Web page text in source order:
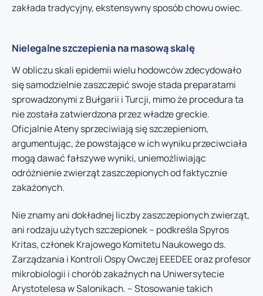
zakłada tradycyjny, ekstensywny sposób chowu owiec.
Nielegalne szczepienia na masową skalę
W obliczu skali epidemii wielu hodowców zdecydowało
się samodzielnie zaszczepić swoje stada preparatami
sprowadzonymi z Bułgarii i Turcji, mimo że procedura ta
nie została zatwierdzona przez władze greckie.
Oficjalnie Ateny sprzeciwiają się szczepieniom,
argumentując, że powstające w ich wyniku przeciwciała
mogą dawać fałszywe wyniki, uniemożliwiając
odróżnienie zwierząt zaszczepionych od faktycznie
zakażonych.
Nie znamy ani dokładnej liczby zaszczepionych zwierząt,
ani rodzaju użytych szczepionek – podkreśla Spyros
Kritas, członek Krajowego Komitetu Naukowego ds.
Zarządzania i Kontroli Ospy Owczej EEEDEE oraz profesor
mikrobiologii i chorób zakaźnych na Uniwersytecie
Arystotelesa w Salonikach. – Stosowanie takich